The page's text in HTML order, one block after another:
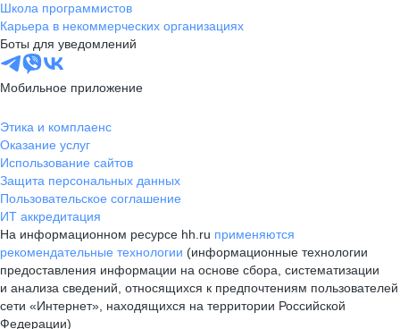
Школа программистов
Карьера в некоммерческих организациях
Боты для уведомлений
Мобильное приложение
Этика и комплаенс
Оказание услуг
Использование сайтов
Защита персональных данных
Пользовательское соглашение
ИТ аккредитация
На информационном ресурсе hh.ru применяются
рекомендательные технологии (информационные технологии
предоставления информации на основе сбора, систематизации
и анализа сведений, относящихся к предпочтениям пользователей
сети «Интернет», находящихся на территории Российской
Федерации)